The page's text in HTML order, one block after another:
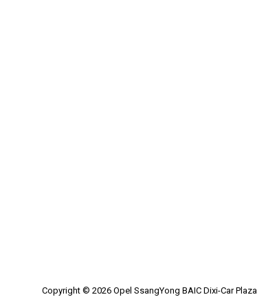
Copyright © 2026 Opel SsangYong BAIC Dixi-Car Plaza